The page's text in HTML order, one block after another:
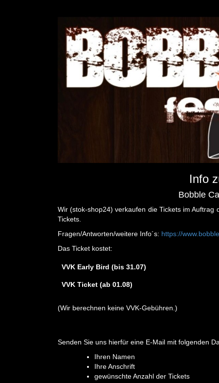
Info
Bobble
Wir (stok-shop24) verkaufen die Tickets im
Tickets.
Fragen/Antworten/weitere Info´s: https://
Das Ticket kostet:
VVK Early Bird (bis 31.07)
VVK Ticket (ab 01.08)
(Wir berechnen keine VVK-Gebühren.)
Senden Sie uns hierfür eine E-Mail mit folgenden
Ihren Namen
Ihre Anschrift
gewünschte Anzahl der Tickets